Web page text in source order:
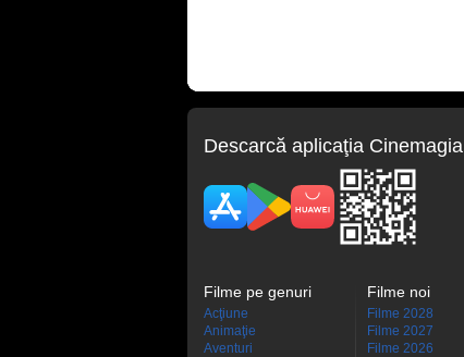
Descarcă aplicaţia Cinemagia
Filme pe genuri
Acţiune
Animaţie
Aventuri
Filme noi
Filme 2028
Filme 2027
Filme 2026